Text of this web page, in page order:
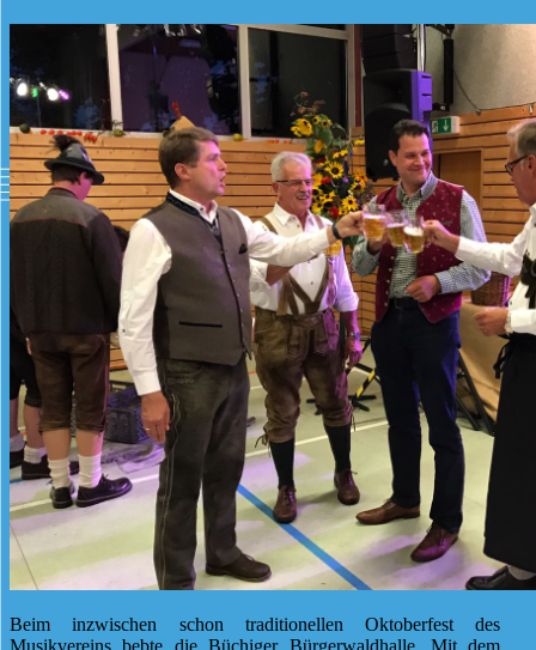
Beim inzwischen schon traditionellen Oktoberfest des
Musikvereins bebte die Büchiger Bürgerwaldhalle. Mit dem